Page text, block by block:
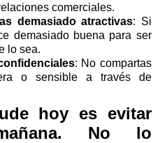
comerciales.
demasiado atractivas: Si
demasiado buena para ser
lo sea.
: No compartas
o sensible a través de
hoy es evitar
No lo